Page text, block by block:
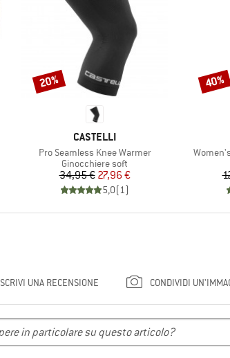
MARCHIO
CASTELLI
Articolo
Pro Seamless Knee Warmer
Gruppo di prodotti
Ginocchiere soft
Prezzo
34,95 €Prezzo ridotto
27,96 €
5,0(1)
Sconto
20%
Articolo
40%
SCRIVI UNA RECENSIONE CONDIVIDI